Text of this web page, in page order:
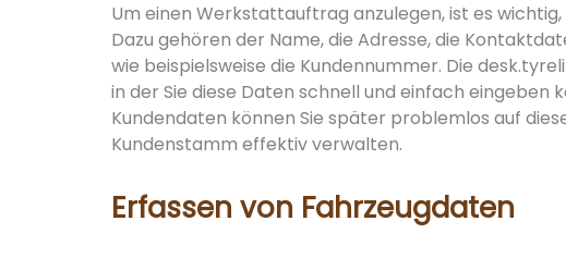
Um einen Werkstattauftrag anzulegen, ist es
Dazu gehören der Name, die Adresse, die
wie beispielsweise die Kundennummer. Die
in der Sie diese Daten schnell und einfach eingeben
Kundendaten können Sie später problemlos auf
Kundenstamm effektiv verwalten.
Erfassen von Fahrzeugdaten